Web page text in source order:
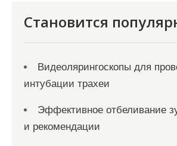
Становится
Видеолярингоскопы для
интубации трахеи
Эффективное отбеливание
и рекомендации